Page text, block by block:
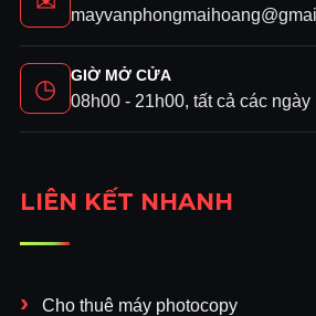
◷ GIỜ MỞ CỬA
08h00 - 21h00, tất cả các ngày
LIÊN KẾT NHANH
Cho thuê máy photocopy